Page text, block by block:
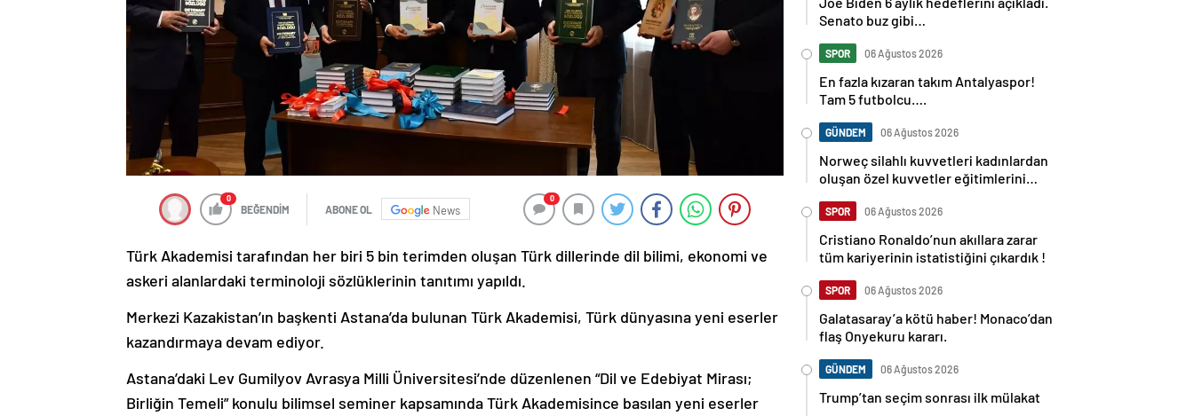
0
BEĞENDİM ABONE OL News
0
Türk Akademisi tarafından her biri 5 bin terimden oluşan Türk dillerinde dil bilimi, ekonomi ve
askeri alanlardaki terminoloji sözlüklerinin tanıtımı yapıldı.
Merkezi Kazakistan’ın başkenti Astana’da bulunan Türk Akademisi, Türk dünyasına yeni eserler
kazandırmaya devam ediyor.
Astana’daki Lev Gumilyov Avrasya Milli Üniversitesi’nde düzenlenen “Dil ve Edebiyat Mirası;
Birliğin Temeli” konulu bilimsel seminer kapsamında Türk Akademisince basılan yeni eserler
Senato buz gibi…
SPOR 06 Ağustos 2026
En fazla kızaran takım Antalyaspor!
Tam 5 futbolcu….
GÜNDEM 06 Ağustos 2026
Norweç silahlı kuvvetleri kadınlardan
oluşan özel kuvvetler eğitimlerini
SPOR 06 Ağustos 2026
Cristiano Ronaldo’nun akıllara zarar
tüm kariyerinin istatistiğini çıkardık !
SPOR 06 Ağustos 2026
Galatasaray’a kötü haber! Monaco’dan
flaş Onyekuru kararı.
GÜNDEM 06 Ağustos 2026
Trump’tan seçim sonrası ilk mülakat